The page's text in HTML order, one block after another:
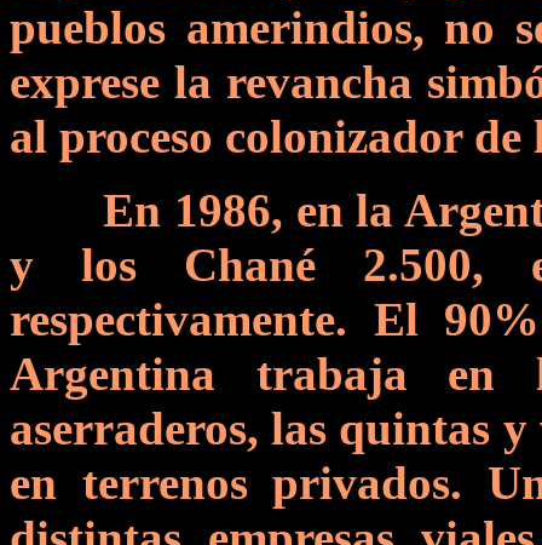
pueblos amerindios, no
exprese la revancha
al proceso colonizador de
En 1986, en la
y los Chané 2.500,
respectivamente. El
Argentina trabaja en
aserraderos, las quintas
en terrenos privados.